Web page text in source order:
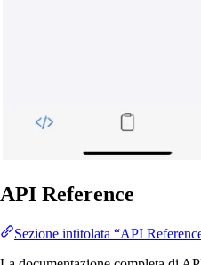
API Reference
Sezione intitolata “API